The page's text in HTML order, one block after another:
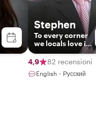
Stephen
To every corner
we locals love in
Prague
4,9
82 recensioni
English・Русский